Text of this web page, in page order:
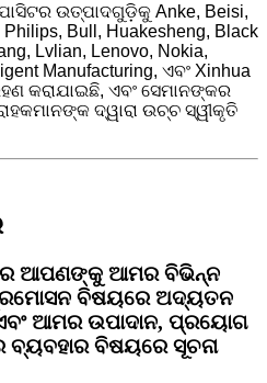
ଉତ୍ପାଦଗୁଡ଼ିକୁ Anke, Beisi,
Bull, Huakesheng, Black
Lvlian, Lenovo, Nokia,
Manufacturing, ଏବଂ Xinhua
କରାଯାଇଛି, ଏବଂ ସେମାନଙ୍କର
ଦ୍ୱାରା ଉଚ୍ଚ ସ୍ୱୀକୃତି
ଆପଣଙ୍କୁ ଆମର ବିଭିନ୍ନ
ବିଷୟରେ ଅଦ୍ୟତନ
ଆମର ଉପାଦାନ, ପ୍ରୟୋଗ
ବ୍ୟବହାର ବିଷୟରେ ସୂଚନା